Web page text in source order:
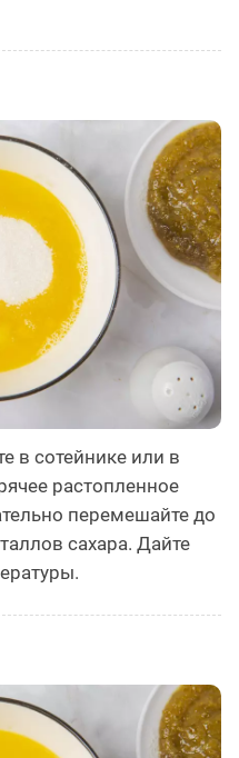
в сотейнике или в
растопленное
перемешайте до
сахара. Дайте